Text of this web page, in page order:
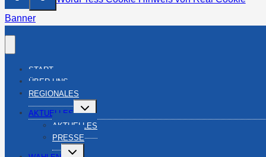
Banner
START
ÜBER UNS
REGIONALES
AKTUELLES
Untermenü
umschalten
AKTUELLES
PRESSE
Untermenü